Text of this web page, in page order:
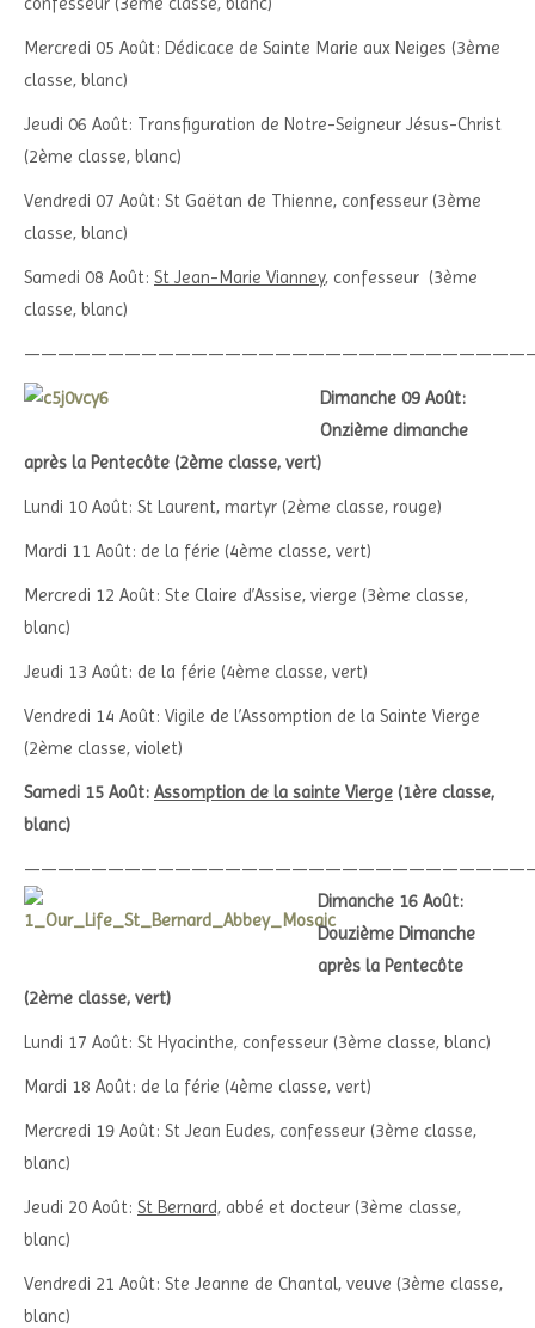
Mercredi 05 Août: Dédicace de Sainte Marie aux Neiges (3ème
classe, blanc)
Jeudi 06 Août: Transfiguration de Notre-Seigneur Jésus-Christ
(2ème classe, blanc)
Vendredi 07 Août: St Gaëtan de Thienne, confesseur (3ème
classe, blanc)
Samedi 08 Août: St Jean-Marie Vianney, confesseur (3ème
classe, blanc)
Dimanche 09 Août:
Onzième dimanche
après la Pentecôte (2ème classe, vert)
Lundi 10 Août: St Laurent, martyr (2ème classe, rouge)
Mardi 11 Août: de la férie (4ème classe, vert)
Mercredi 12 Août: Ste Claire d’Assise, vierge (3ème classe,
blanc)
Jeudi 13 Août: de la férie (4ème classe, vert)
Vendredi 14 Août: Vigile de l’Assomption de la Sainte Vierge
(2ème classe, violet)
Samedi 15 Août: Assomption de la sainte Vierge (1ère classe,
blanc)
Dimanche 16 Août:
Douzième Dimanche
après la Pentecôte
(2ème classe, vert)
Lundi 17 Août: St Hyacinthe, confesseur (3ème classe, blanc)
Mardi 18 Août: de la férie (4ème classe, vert)
Mercredi 19 Août: St Jean Eudes, confesseur (3ème classe,
blanc)
Jeudi 20 Août: St Bernard, abbé et docteur (3ème classe,
blanc)
Vendredi 21 Août: Ste Jeanne de Chantal, veuve (3ème classe,
blanc)